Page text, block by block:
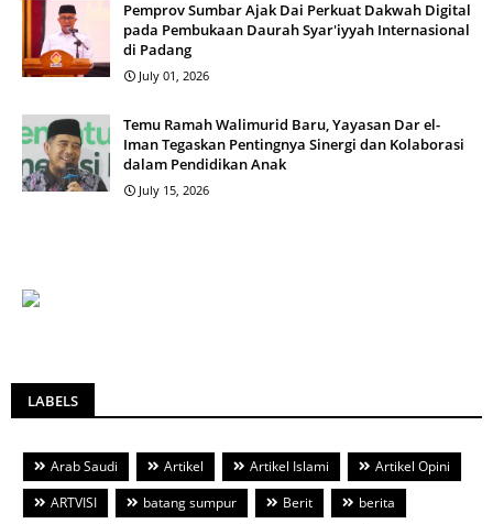
Pemprov Sumbar Ajak Dai Perkuat Dakwah Digital
pada Pembukaan Daurah Syar'iyyah Internasional
di Padang
July 01, 2026
Temu Ramah Walimurid Baru, Yayasan Dar el-
Iman Tegaskan Pentingnya Sinergi dan Kolaborasi
dalam Pendidikan Anak
July 15, 2026
LABELS
Arab Saudi Artikel Artikel Islami
Artikel Opini
ARTVISI
batang sumpur Berit
berita